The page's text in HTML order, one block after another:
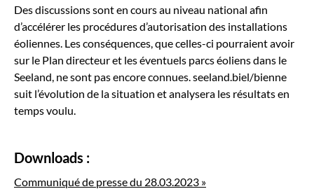
Des discussions sont en cours au niveau national afin
d’accélérer les procédures d’autorisation des installations
éoliennes. Les conséquences, que celles-ci pourraient avoir
sur le Plan directeur et les éventuels parcs éoliens dans le
Seeland, ne sont pas encore connues. seeland.biel/bienne
suit l’évolution de la situation et analysera les résultats en
temps voulu.
Downloads :
Communiqué de presse du 28.03.2023 »